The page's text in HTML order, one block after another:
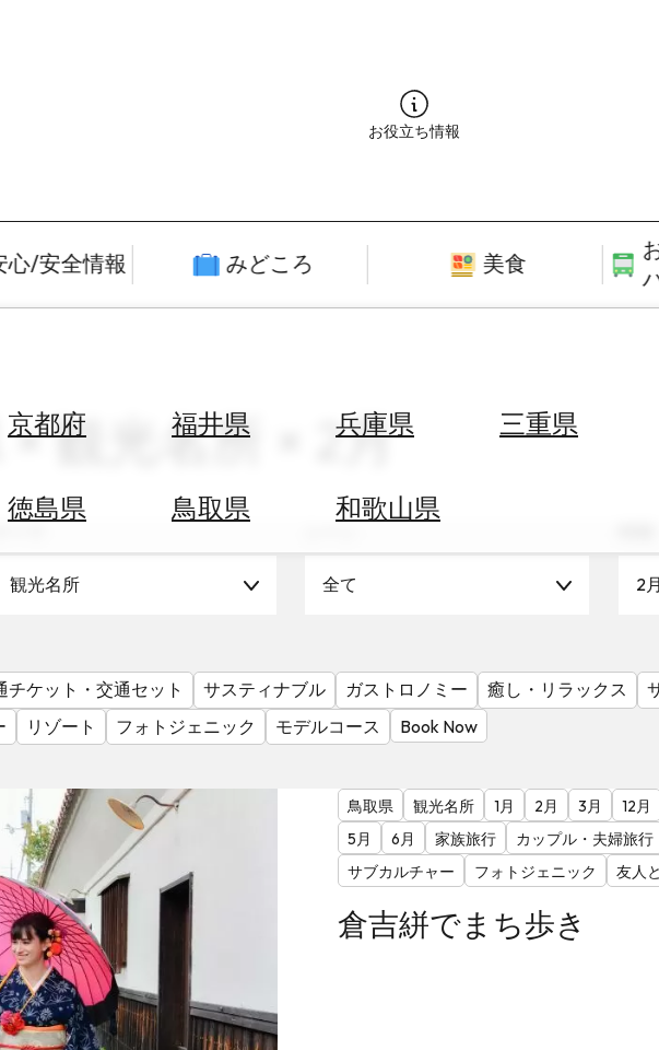
お役立ち情報
心/安全情報 みどころ 美食
京都府 福井県 兵庫県 三重県
徳島県 鳥取県 和歌山県
観光名所 × 2月
観光名所 全て 2月
チケット・交通セット サスティナブル ガストロノミー 癒し・リラックス
リゾート フォトジェニック モデルコース Book Now
鳥取県 観光名所 1月 2月 3月 12月
5月
6月 家族旅行 カップル・夫婦旅行
サブカルチャー
フォトジェニック 友人
倉吉絣でまち歩き